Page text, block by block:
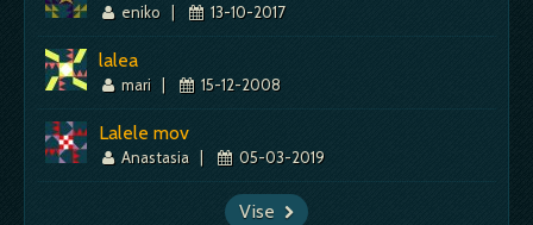
eniko | 13-10-2017
lalea
mari | 15-12-2008
Lalele mov
Anastasia | 05-03-2019
Vise